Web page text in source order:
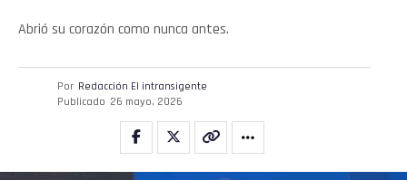
Abrió su corazón como nunca antes.
Por Redacción El intransigente
Publicado 26 mayo, 2026